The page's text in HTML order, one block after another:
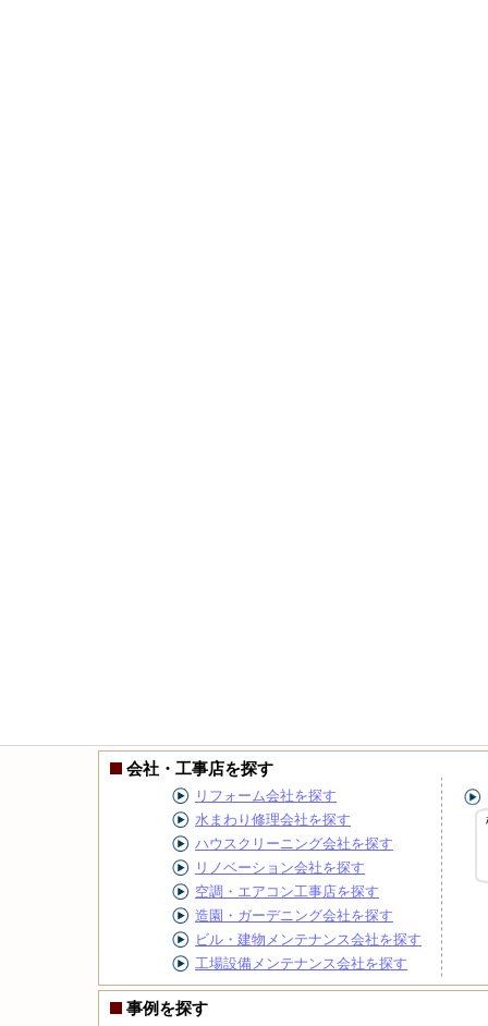
会社・工事店を探す
リフォーム会社を探す
水まわり修理会社を探す
ハウスクリーニング会社を探す
リノベーション会社を探す
空調・エアコン工事店を探す
造園・ガーデニング会社を探す
ビル・建物メンテナンス会社を探す
工場設備メンテナンス会社を探す
事例を探す